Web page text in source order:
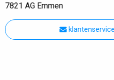
7821 AG Emmen